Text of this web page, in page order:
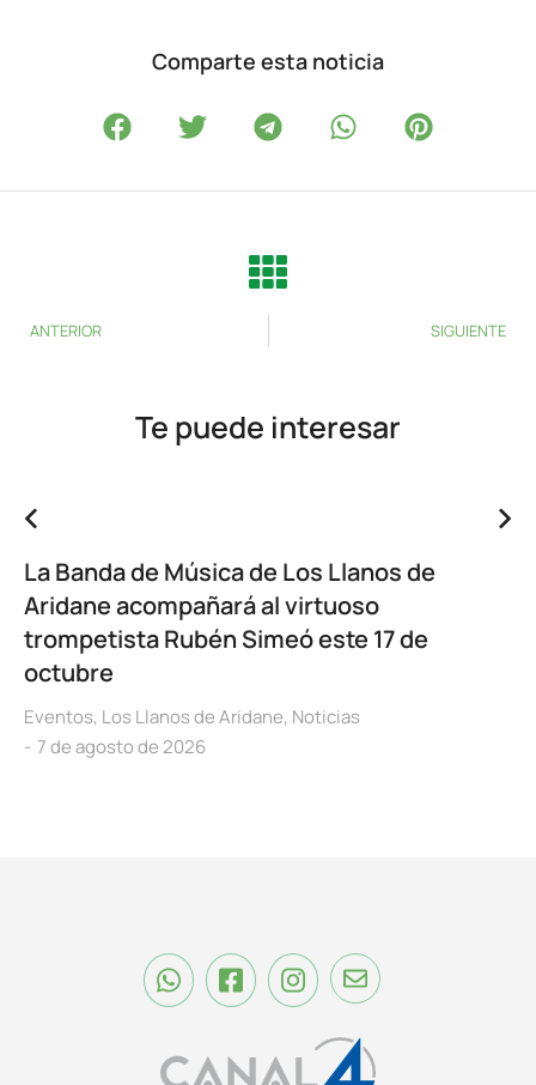
Comparte esta noticia
ANTERIOR SIGUIENTE
Te puede interesar
La Banda de Música de Los Llanos de
Aridane acompañará al virtuoso
trompetista Rubén Simeó este 17 de
octubre
Eventos, Los Llanos de Aridane, Noticias
7 de agosto de 2026